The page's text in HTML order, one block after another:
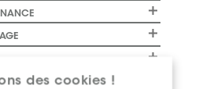
des cookies !